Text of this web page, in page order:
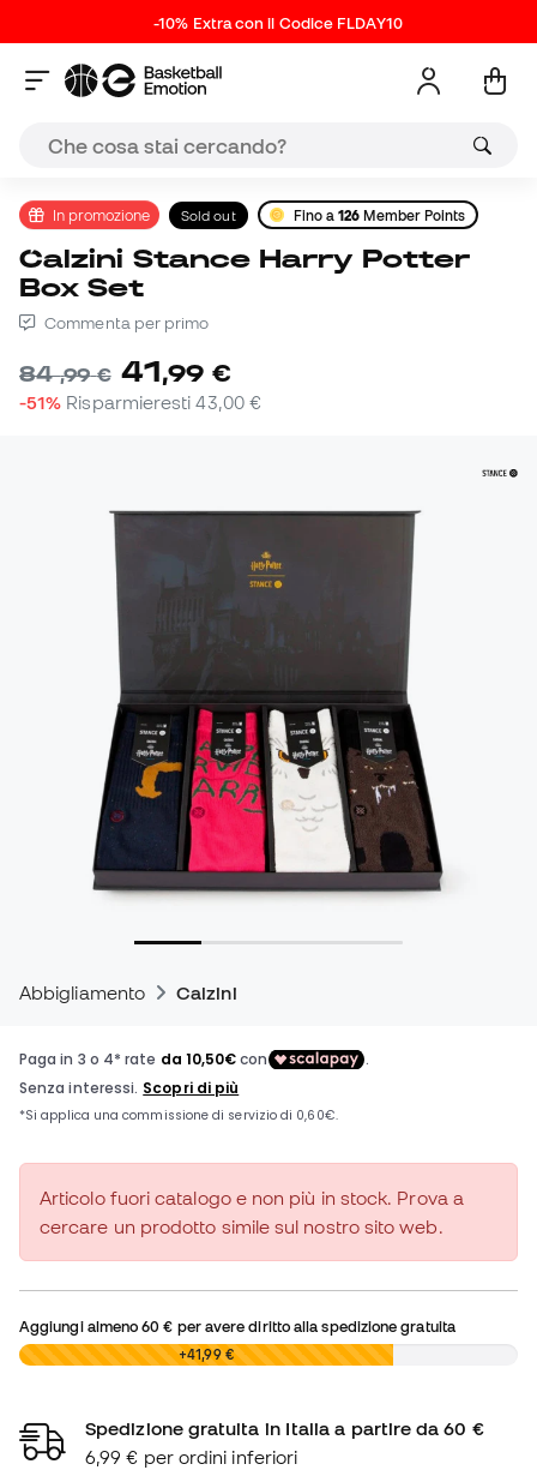
-10% Extra con il Codice FLDAY10
In promozione Sold out Fino a126 Member Points
Calzini Stance Harry Potter
Box Set
Commenta per primo
84,99 € 41,99 €
-51% Risparmieresti43,00 €
Abbigliamento Calzini
Articolo fuori catalogo e non più in stock. Prova a
cercare un prodotto simile sul nostro sito web.
Aggiungi almeno60 € per avere diritto alla spedizione gratuita
0,00 € +41,99 €
Spedizione gratuita in Italia a partire da 60 €
6,99 € per ordini inferiori